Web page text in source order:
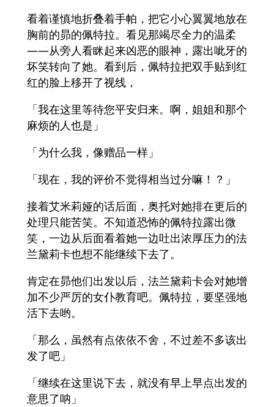
看着谨慎地折叠着手帕，把它小心翼翼地放在
胸前的昴的佩特拉。看见那竭尽全力的温柔
――从旁人看眯起来凶恶的眼神，露出呲牙的
坏笑转向了她。看到后，佩特拉把双手贴到红
红的脸上移开了视线，
「我在这里等待您平安归来。啊，姐姐和那个
麻烦的人也是」
「为什么我，像赠品一样」
「现在，我的评价不觉得相当过分嘛！？」
接着艾米莉娅的话后面，奥托对她排在更后的
处理只能苦笑。不知道恐怖的佩特拉露出微
笑，一边从后面看着她一边吐出浓厚压力的法
兰黛莉卡也想不能继续下去了。
肯定在昴他们出发以后，法兰黛莉卡会对她增
加不少严厉的女仆教育吧。佩特拉，要坚强地
活下去哟。
「那么，虽然有点依依不舍，不过差不多该出
发了吧」
「继续在这里说下去，就没有早上早点出发的
意思了呐」